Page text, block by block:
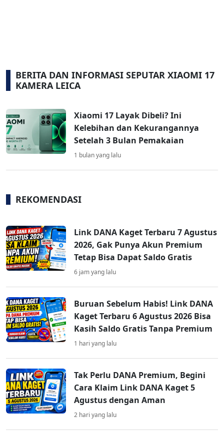
BERITA DAN INFORMASI SEPUTAR XIAOMI 17
KAMERA LEICA
Xiaomi 17 Layak Dibeli? Ini
Kelebihan dan Kekurangannya
Setelah 3 Bulan Pemakaian
1 bulan yang lalu
REKOMENDASI
Link DANA Kaget Terbaru 7 Agustus
2026, Gak Punya Akun Premium
Tetap Bisa Dapat Saldo Gratis
6 jam yang lalu
Buruan Sebelum Habis! Link DANA
Kaget Terbaru 6 Agustus 2026 Bisa
Kasih Saldo Gratis Tanpa Premium
1 hari yang lalu
Tak Perlu DANA Premium, Begini
Cara Klaim Link DANA Kaget 5
Agustus dengan Aman
2 hari yang lalu